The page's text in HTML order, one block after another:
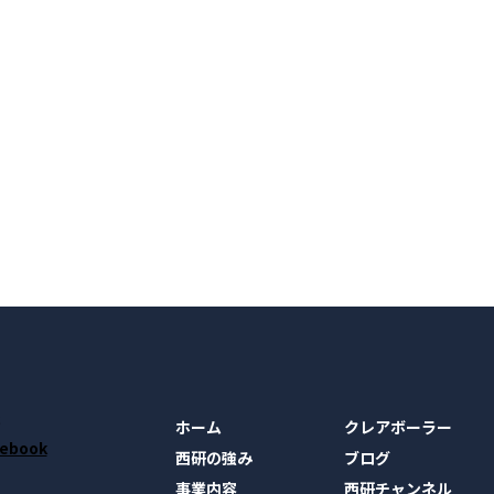
ホーム
西研の強み
事業内容
クレアボーラー
ブログ
西研チャンネル